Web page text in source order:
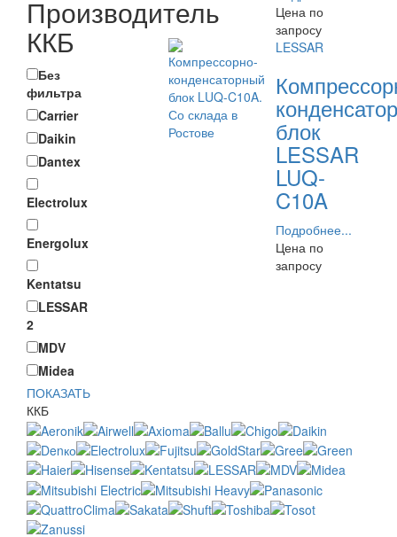
Производитель
ККБ
Без
фильтра
Carrier
Daikin
Dantex
Electrolux
Energolux
Kentatsu
LESSAR
2
MDV
Midea
ПОКАЗАТЬ
Цена по
запросу
LESSAR
блок
LESSAR
LUQ-
C10A
Подробнее...
Цена по
запросу
ККБ